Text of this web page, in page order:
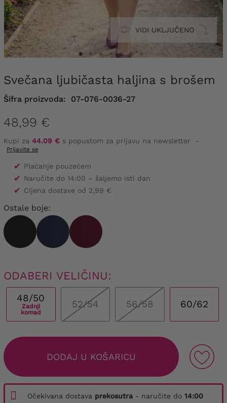
VIDI UKLJUČENO
Svečana ljubičasta haljina s brošem
Šifra proizvoda: 07-076-0036-27
48,99 €
Kupi za 44.09 € s popustom za prijavu na newsletter -
Prijavite se
✔ Plaćanje pouzećem
✔ Naručite do 14:00 – šaljemo isti dan
✔ Cijena dostave od 2,99 €
Ostale boje:
ODABERI VELIČINU:
48/50
Zadnji
komad
52/54 56/58 60/62
DODAJ U KOŠARICU
Očekivana dostava prekosutra - naručite do 14:00